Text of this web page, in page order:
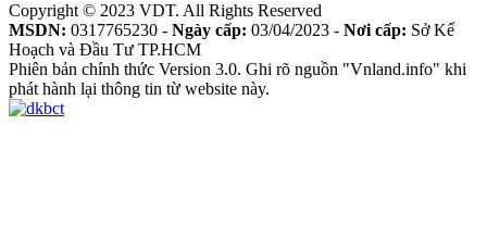
Copyright © 2023 VDT. All Rights Reserved
MSDN: 0317765230 - Ngày cấp: 03/04/2023 - Nơi cấp: Sở Kế
Hoạch và Đầu Tư TP.HCM
Phiên bản chính thức Version 3.0. Ghi rõ nguồn "Vnland.info" khi
phát hành lại thông tin từ website này.